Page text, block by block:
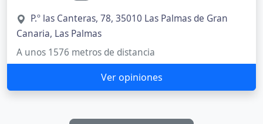
P.º las Canteras, 78, 35010 Las Palmas de Gran
Canaria, Las Palmas
A unos 1576 metros de distancia
Ver opiniones